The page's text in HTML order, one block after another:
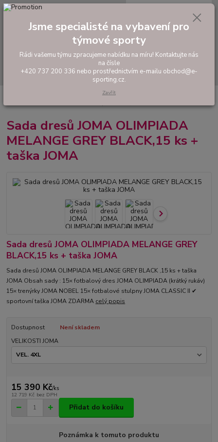
Hledat
tel: +420 737 200 336
0,00 Kč
Akční sady dresů
OLIMPIADA MELANGE GREY BLACK,15 ks + taška JOMA
Sada dresů JOMA OLIMPIADA
MELANGE GREY BLACK,15 ks +
taška JOMA
Sada dresů JOMA OLIMPIADA MELANGE GREY
BLACK,15 ks + taška JOMA
Sada dresů JOMA OLIMPIADA MELANGE GREY BLACK ,15 ks + taška
JOMA Obsah sady : 15× fotbalový dres JOMA OLIMPIADA (krátký rukáv)
15× trenýrky JOMA NOBEL 15× fotbalové stulpny JOMA CLASSIC II ✔
sportovní taška JOMA ZDARMA celý popis
Dostupnost
Není skladem
VELIKOSTI JOMA
15 390 Kč/ks
12 719 Kč bez DPH
Přidat do košíku
Poznámka k tomuto produktu
Jsme specialisté na vybavení pro
týmové sporty
Rádi vašemu týmu zpracujeme nabídku na míru! Kontaktujte nás
na čísle
+420 737 200 336 nebo prostřednictvím e-mailu obchod@e-
sporting.cz.
Zavřít